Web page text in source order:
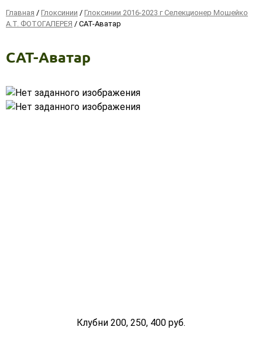
Главная / Глоксинии / Глоксинии 2016-2023 г Селекционер Мошейко
А.Т. ФОТОГАЛЕРЕЯ / САТ-Аватар
САТ-Аватар
Клубни 200, 250, 400 руб.